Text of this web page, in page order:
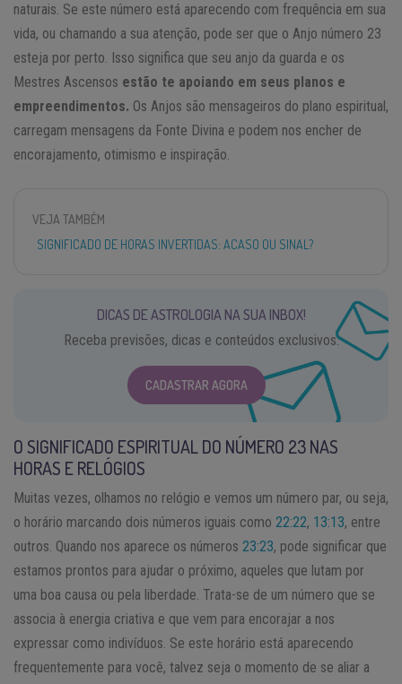
naturais. Se este número está aparecendo com frequência em sua
vida, ou chamando a sua atenção, pode ser que o Anjo número 23
esteja por perto. Isso significa que seu anjo da guarda e os
Mestres Ascensos estão te apoiando em seus planos e
empreendimentos. Os Anjos são mensageiros do plano espiritual,
carregam mensagens da Fonte Divina e podem nos encher de
encorajamento, otimismo e inspiração.
VEJA TAMBÉM
SIGNIFICADO DE HORAS INVERTIDAS: ACASO OU SINAL?
DICAS DE ASTROLOGIA NA SUA INBOX!
Receba previsões, dicas e conteúdos exclusivos.
CADASTRAR AGORA
O SIGNIFICADO ESPIRITUAL DO NÚMERO 23 NAS
HORAS E RELÓGIOS
Muitas vezes, olhamos no relógio e vemos um número par, ou seja,
o horário marcando dois números iguais como 22:22, 13:13, entre
outros. Quando nos aparece os números 23:23, pode significar que
estamos prontos para ajudar o próximo, aqueles que lutam por
uma boa causa ou pela liberdade. Trata-se de um número que se
associa à energia criativa e que vem para encorajar a nos
expressar como indivíduos. Se este horário está aparecendo
frequentemente para você, talvez seja o momento de se aliar a